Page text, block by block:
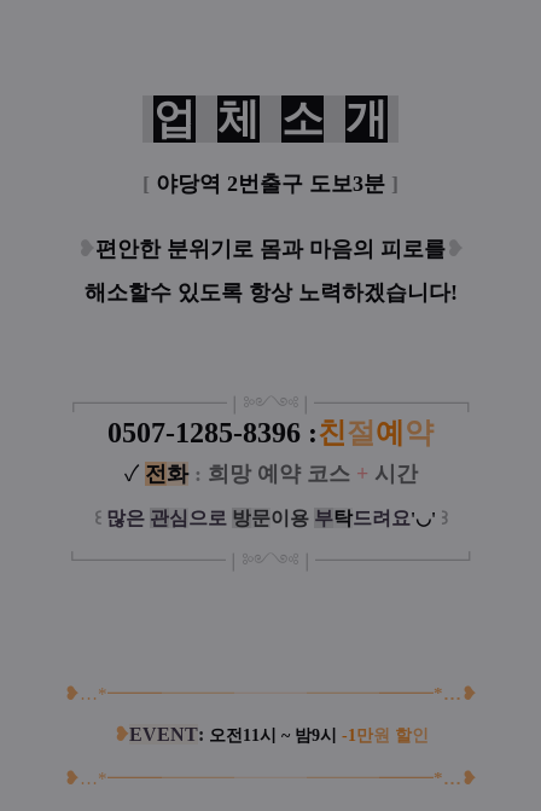
업 체 소 개
[ 야당역 2번출구 도보3분 ]
❥편안한 분위기로 몸과 마음의 피로를❥
해소할수 있도록 항상 노력하겠습니다!
┏━━━━━━━━ ❘༻༺❘ ━━━━━━━━┓
0507-1285-8396 :친절 예 약
✓ 전 화 : 희망 예약 코스 + 시간
꒰ 많은 관심 으로 방문이 용 부탁드려요'◡' ꒱
┗━━━━━━━━ ❘༻༺❘ ━━━━━━━━┛
❥…*━━━━━━━━━━━━━━━━━━*…❥
❥EVENT: 오전11시 ~ 밤9시 -1 만원 할인
❥…*━━━━━━━━━━━━━━━━━━*…❥